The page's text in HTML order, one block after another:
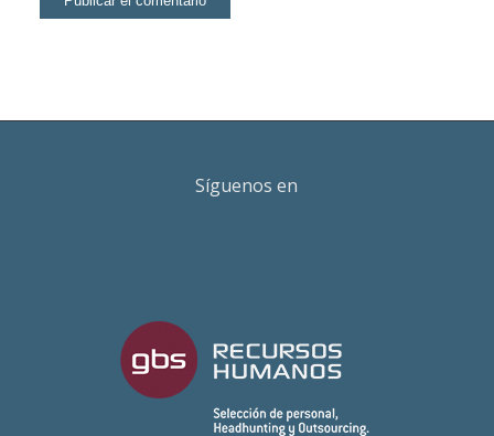
Síguenos en